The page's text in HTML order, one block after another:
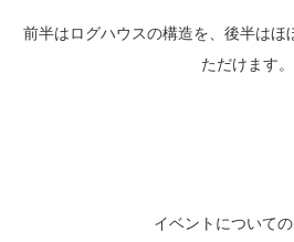
前半はログハウスの構造を、後半はほ
ただけます。
イベントについて